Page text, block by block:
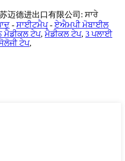
迈德进出口有限公司: ਸਾਰੇ
- ਸਾਈਟਮੈਪ-ਏਐਮਪੀ ਮੋਬਾਈਲ
ਮੈਡੀਕਲ ਟੇਪ, ਮੈਡੀਕਲ ਟੇਪ, 3 ਪਲਾਈ
ਟੇਪ,